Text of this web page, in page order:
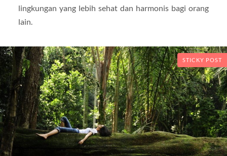
lingkungan yang lebih sehat dan harmonis bagi orang
lain.
STICKY POST